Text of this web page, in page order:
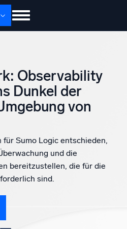
Anmelden
Observability
Dunkel der
von
Sumo Logic entschieden,
und die
bereitzustellen, die für die
sind.